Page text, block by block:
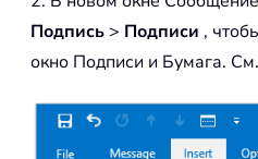
Подпись > Подписи ,
окно Подписи и Бумага.